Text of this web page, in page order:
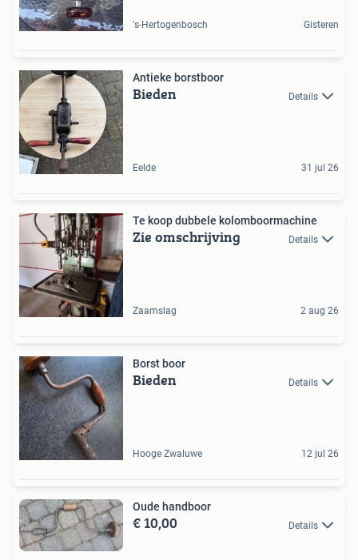
's-Hertogenbosch Gisteren
Antieke borstboor
Bieden Details
Eelde 31 jul 26
Te koop dubbele kolomboormachine
Zie omschrijving Details
Zaamslag 2 aug 26
Borst boor
Bieden Details
Hooge Zwaluwe 12 jul 26
Oude handboor
€ 10,00 Details